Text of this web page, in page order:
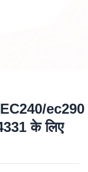
ec290
के लिए